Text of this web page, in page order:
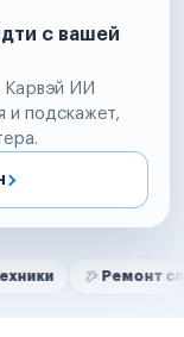
с вашей
Карвэй ИИ
и подскажет,
Ремонт спецтехники